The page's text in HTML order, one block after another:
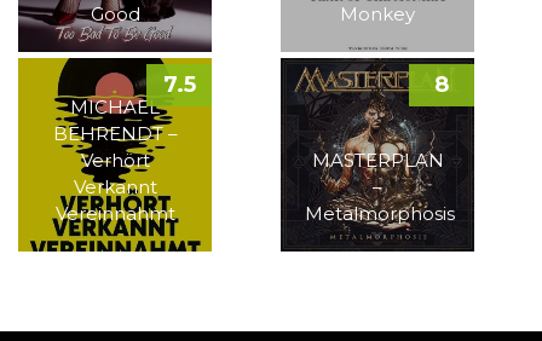
Good
Monkey
MICHAEL
BEHRENDT –
Verhört
Verkannt
Vereinnahmt
7.5
MASTERPLAN
–
Metalmorphosis
8